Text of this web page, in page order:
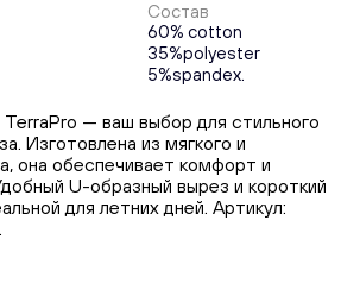
Состав
60% cotton
35%polyester
5%spandex.
— ваш выбор для стильного
Изготовлена из мягкого и
она обеспечивает комфорт и
U-образный вырез и короткий
для летних дней. Артикул: